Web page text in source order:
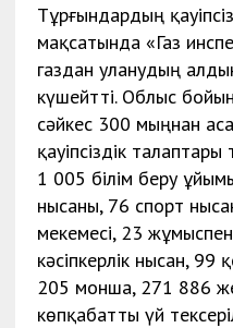
Тұрғындардың
мақсатында «Газ
газдан уланудың
күшейтті. Облыс
сәйкес 300 мыңнан
қауіпсіздік талаптары
1 005 білім беру
нысаны, 76 спорт
мекемесі, 23
кәсіпкерлік нысан,
205 монша, 271 886
көпқабатты үй